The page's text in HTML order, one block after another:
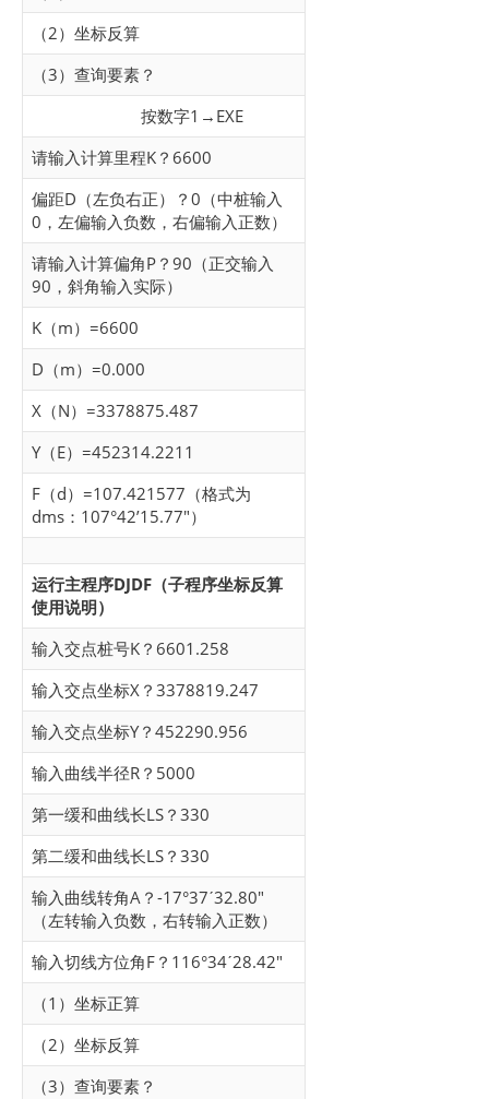
（2）坐标反算
（3）查询要素？
按数字1→EXE
请输入计算里程K？6600
偏距D（左负右正）？0（中桩输入
0，左偏输入负数，右偏输入正数）
请输入计算偏角P？90（正交输入
90，斜角输入实际）
K（m）=6600
D（m）=0.000
X（N）=3378875.487
Y（E）=452314.2211
F（d）=107.421577（格式为
dms：107°42’15.77″）
运行主程序DJDF（子程序坐标反算
使用说明）
输入交点桩号K？6601.258
输入交点坐标X？3378819.247
输入交点坐标Y？452290.956
输入曲线半径R？5000
第一缓和曲线长LS？330
第二缓和曲线长LS？330
输入曲线转角A？-17°37ˊ32.80″
（左转输入负数，右转输入正数）
输入切线方位角F？116°34ˊ28.42″
（1）坐标正算
（2）坐标反算
（3）查询要素？